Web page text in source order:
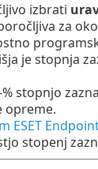
izbrati
za
je stopnja
stopnjo
opreme.
ESET
stopenj